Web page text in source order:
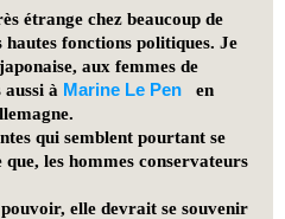
fonctions politiques. Je
aux femmes de
à Marine Le Pen en
qui semblent pourtant se
les hommes conservateurs
elle devrait se souvenir